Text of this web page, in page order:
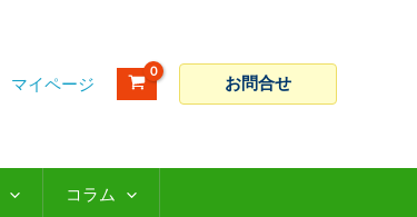
お問合せ
コラム
カゴ